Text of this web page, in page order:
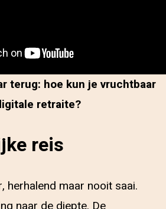
terug: hoe kun je vruchtbaar
retraite?
reis
herhalend maar nooit saai.